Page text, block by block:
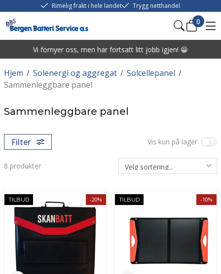
Rimelig frakt i hele landet Trygg netthandel
0
Vi fornyer oss, men har fortsatt litt jobb igjen! 😀
/
Hjem /
Solenergi og aggregat /
Solcellepanel
Sammenleggbare panel
Sammenleggbare panel
Filter Vis kun på lager
8 produkter
TILBUD -20% TILBUD -10%